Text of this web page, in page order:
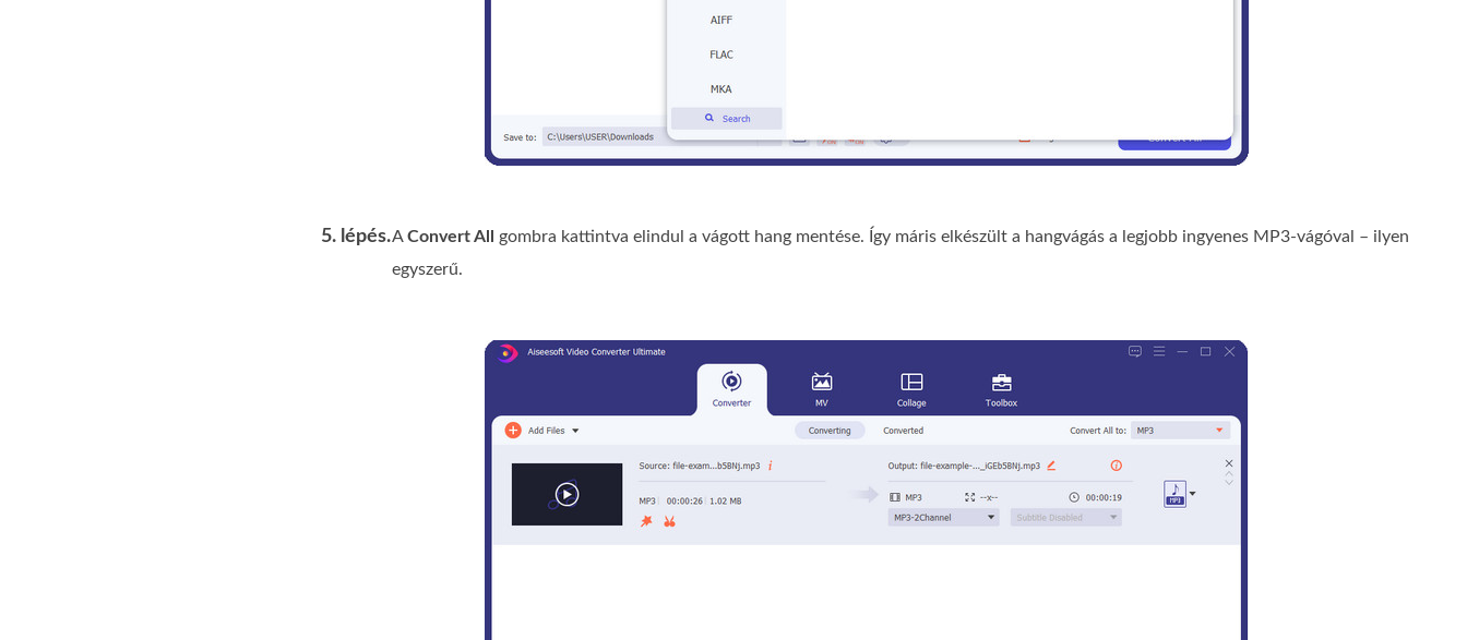
5. lépés.AConvert All
gombra kattintva elindul a vágott hang mentése. Így máris elkészült a hangvágás a legjobb ingyenes MP3-vágóval – ilyen
egyszerű.